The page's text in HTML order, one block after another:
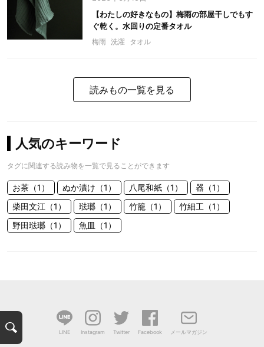
【わたしの好きなもの】梅雨の部屋干しでもす
ぐ乾く。水回りの定番タオル
梅雨 洗濯 タオル
読みもの一覧を見る
人気のキーワード
タグに関連する読み物を一覧で見ることができます
お茶（1） ぬか漬け（1） 八尾和紙（1）
器（1）
柴田文江（1）
琺瑯（1） 竹籠（1）
竹細工（1）
野田琺瑯（1）
魚皿（1）
LINE Instagram Twitter Facebook メールマガジン
検